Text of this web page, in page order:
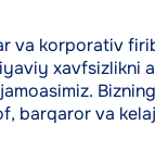
va korporativ
xavfsizlikni
barqaror va